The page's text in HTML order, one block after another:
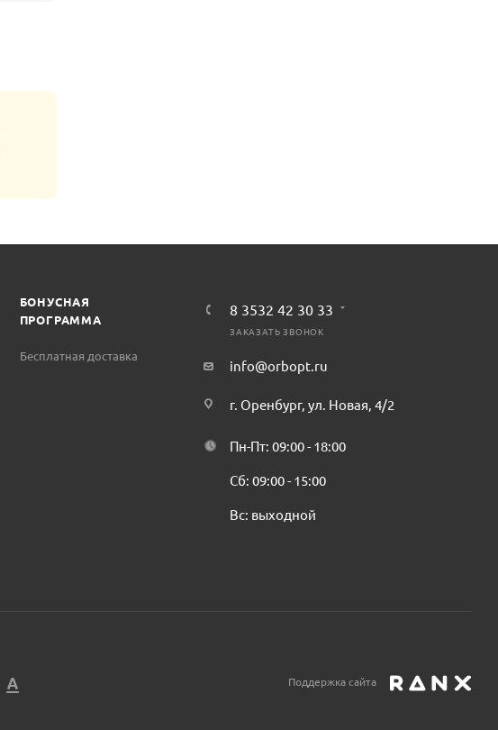
БОНУСНАЯ
ПРОГРАММА
Бесплатная доставка
8 3532 42 30 33
ЗАКАЗАТЬ ЗВОНОК
info@orbopt.ru
г. Оренбург, ул. Новая, 4/2
Пн-Пт: 09:00 - 18:00
Сб: 09:00 - 15:00
Вс: выходной
Поддержка сайта